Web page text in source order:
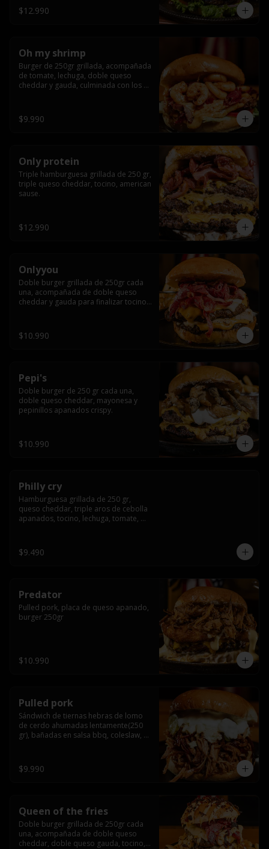
jalapeños de texas.
$12.990
Oh my shrimp
Burger de 250gr grillada, acompañada
de tomate, lechuga, doble queso
cheddar y gauda, culminada con los
$9.990
Only protein
Triple hamburguesa grillada de 250 gr,
triple queso cheddar, tocino, american
sause.
$12.990
Onlyyou
Doble burger grillada de 250gr cada
una, acompañada de doble queso
cheddar y gauda para finalizar tocino
$10.990
Pepi's
Doble burger de 250 gr cada una,
doble queso cheddar, mayonesa y
pepinillos apanados crispy.
$10.990
Philly cry
Hamburguesa grillada de 250 gr,
queso cheddar, triple aros de cebolla
apanados, tocino, lechuga, tomate,
$9.490
Predator
Pulled pork, placa de queso apanado,
burger 250gr
$10.990
Pulled pork
Sándwich de tiernas hebras de lomo
de cerdo ahumadas lentamente(250
gr), bañadas en salsa bbq, coleslaw,
$9.990
Queen of the fries
Doble burger grillada de 250gr cada
una, acompañada de doble queso
cheddar, doble queso gauda, tocino,